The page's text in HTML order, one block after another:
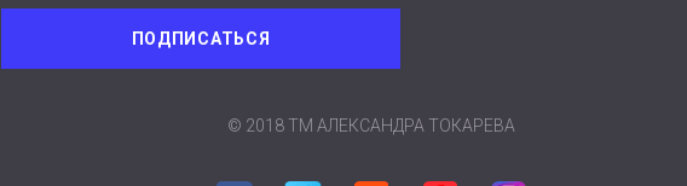
© 2018 ТМ АЛЕКСАНДРА ТОКАРЕВА
FacebookTwitterGoogle plus PinterestInstagram